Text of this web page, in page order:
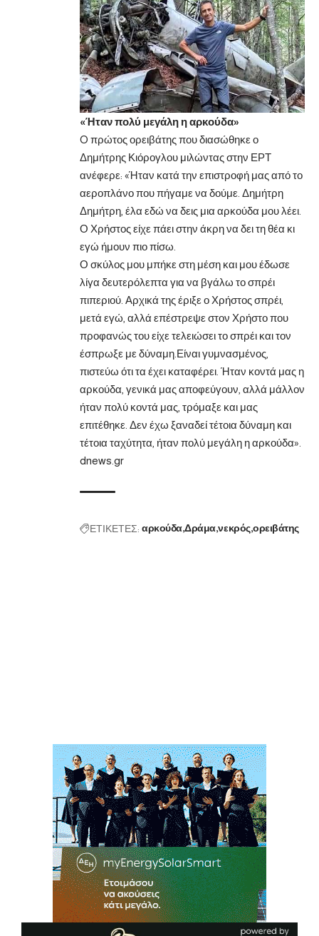
«Ήταν πολύ μεγάλη η αρκούδα»
O πρώτος ορειβάτης που διασώθηκε ο
Δημήτρης Κιόρογλου μιλώντας στην ΕΡΤ
ανέφερε: «Ήταν κατά την επιστροφή μας από το
αεροπλάνο που πήγαμε να δούμε. Δημήτρη
Δημήτρη, έλα εδώ να δεις μια αρκούδα μου λέει.
Ο Χρήστος είχε πάει στην άκρη να δει τη θέα κι
εγώ ήμουν πιο πίσω.
Ο σκύλος μου μπήκε στη μέση και μου έδωσε
λίγα δευτερόλεπτα για να βγάλω το σπρέι
πιπεριού. Αρχικά της έριξε ο Χρήστος σπρέι,
μετά εγώ, αλλά επέστρεψε στον Χρήστο που
προφανώς του είχε τελειώσει το σπρέι και τον
έσπρωξε με δύναμη.Είναι γυμνασμένος,
πιστεύω ότι τα έχει καταφέρει. Ήταν κοντά μας η
αρκούδα, γενικά μας αποφεύγουν, αλλά μάλλον
ήταν πολύ κοντά μας, τρόμαξε και μας
επιτέθηκε. Δεν έχω ξαναδεί τέτοια δύναμη και
τέτοια ταχύτητα, ήταν πολύ μεγάλη η αρκούδα».
dnews.gr
ΕΤΙΚΕΤΕΣ: αρκούδα Δράμα νεκρός ορειβάτης